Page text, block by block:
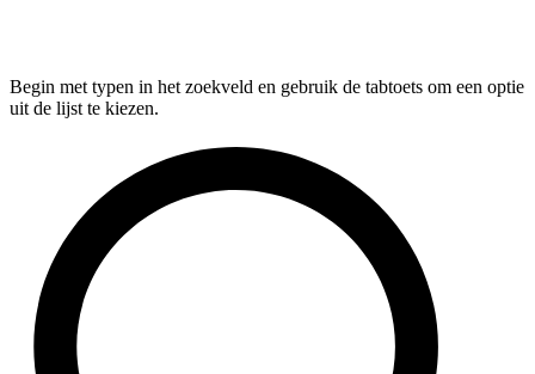
Begin met typen in het zoekveld en gebruik de tabtoets om een optie
uit de lijst te kiezen.